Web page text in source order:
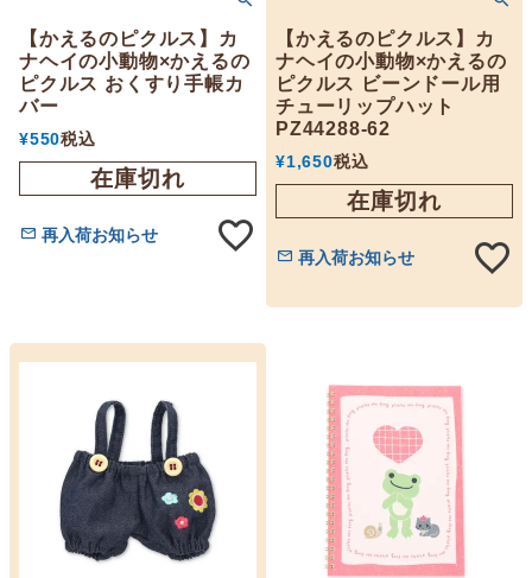
【かえるのピクルス】カ
ナヘイの小動物×かえるの
ピクルス おくすり手帳カ
バー
¥550税込
在庫切れ
再入荷お知らせ
【かえるのピクルス】カ
ナヘイの小動物×かえるの
ピクルス ビーンドール用
チューリップハット
PZ44288-62
¥1,650税込
在庫切れ
再入荷お知らせ